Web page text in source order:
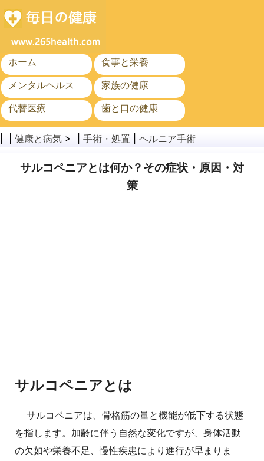
ホーム
食事と栄養
メンタルヘルス
家族の健康
代替医療
歯と口の健康
がん
公衆衛生
健康と病気 > | 手術・処置 ヘルニア手術
サルコペニアとは何か？その症状・原因・対
策
サルコペニアとは
サルコペニアは、骨格筋の量と機能が低下する状態
を指します。加齢に伴う自然な変化ですが、身体活動
の欠如や栄養不足、慢性疾患により進行が早まりま